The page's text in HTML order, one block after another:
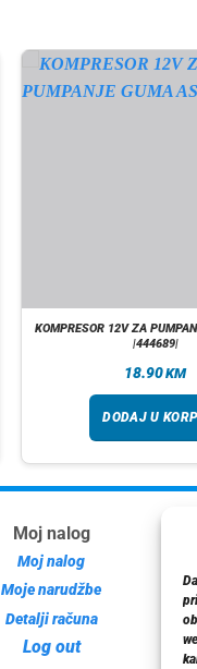
KOMPRESOR 12V ZA
|444689|
18.90KM
DODAJ U
Moj nalog
Moj nalog
Moje narudžbe
Detalji računa
Log out